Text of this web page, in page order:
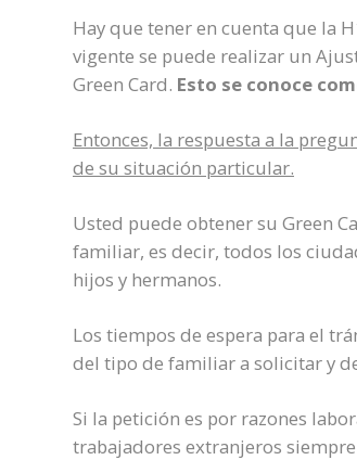
Hay que tener en cuenta que la
vigente se puede realizar un
Green Card. Esto se conoce
Entonces, la respuesta a la
de su situación particular.
Usted puede obtener su Green
familiar, es decir, todos los
hijos y hermanos.
Los tiempos de espera para el
del tipo de familiar a solicitar y
Si la petición es por razones
trabajadores extranjeros